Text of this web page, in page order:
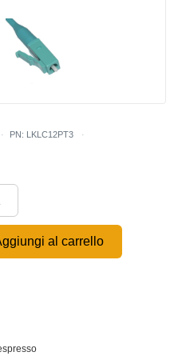
PN: LKLC12PT3
al carrello